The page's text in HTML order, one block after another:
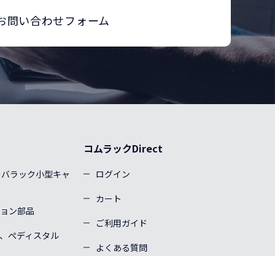
問い合わせフォーム
ラック小型キャ
ン部品
ぺディスタル
コムラックDirect
ログイン
カート
ご利用ガイド
よくある質問